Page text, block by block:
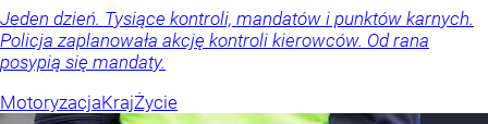
Jeden dzień. Tysiące kontroli, mandatów i punktów karnych.
Policja zaplanowała akcję kontroli kierowców. Od rana
posypią się mandaty.
MotoryzacjaKrajŻycie